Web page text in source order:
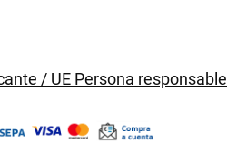
/ UE Persona responsable